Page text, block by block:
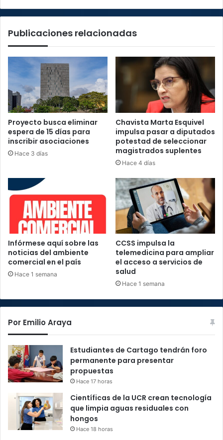
Publicaciones relacionadas
Proyecto busca eliminar
espera de 15 días para
inscribir asociaciones
Hace 3 días
Chavista Marta Esquivel
impulsa pasar a diputados
potestad de seleccionar
magistrados suplentes
Hace 4 días
Infórmese aquí sobre las
noticias del ambiente
comercial en el país
Hace 1 semana
CCSS impulsa la
telemedicina para ampliar
el acceso a servicios de
salud
Hace 1 semana
Por Emilio Araya
Estudiantes de Cartago tendrán foro
permanente para presentar
propuestas
Hace 17 horas
Científicas de la UCR crean tecnología
que limpia aguas residuales con
hongos
Hace 18 horas